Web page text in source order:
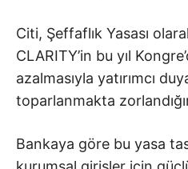
Citi, Şeffaflık Yasası
CLARITY’in bu yıl
azalmasıyla yatırımcı
toparlanmakta
Bankaya göre bu yasa